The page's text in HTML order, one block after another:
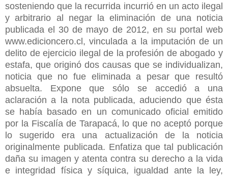
sosteniendo que la recurrida incurrió en un acto ilegal
y arbitrario al negar la eliminación de una noticia
publicada el 30 de mayo de 2012, en su portal web
www.edicioncero.cl, vinculada a la imputación de un
delito de ejercicio ilegal de la profesión de abogado y
estafa, que originó dos causas que se individualizan,
noticia que no fue eliminada a pesar que resultó
absuelta. Expone que sólo se accedió a una
aclaración a la nota publicada, aduciendo que ésta
se había basado en un comunicado oficial emitido
por la Fiscalía de Tarapacá, lo que no aceptó porque
lo sugerido era una actualización de la noticia
originalmente publicada. Enfatiza que tal publicación
daña su imagen y atenta contra su derecho a la vida
e integridad física y síquica, igualdad ante la ley,